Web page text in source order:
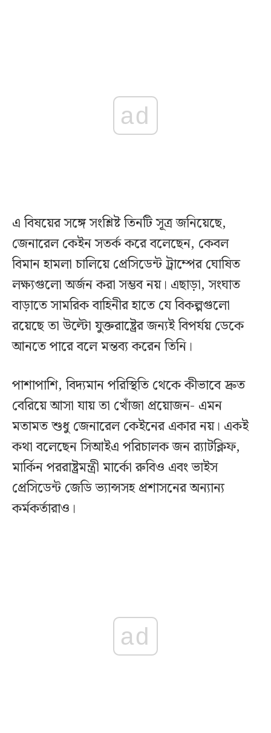
ad
এ বিষয়ের সঙ্গে সংশ্লিষ্ট তিনটি সূত্র জনিয়েছে,
জেনারেল কেইন সতর্ক করে বলেছেন, কেবল
বিমান হামলা চালিয়ে প্রেসিডেন্ট ট্রাম্পের ঘোষিত
লক্ষ্যগুলো অর্জন করা সম্ভব নয়। এছাড়া, সংঘাত
বাড়াতে সামরিক বাহিনীর হাতে যে বিকল্পগুলো
রয়েছে তা উল্টো যুক্তরাষ্ট্রের জন্যই বিপর্যয় ডেকে
আনতে পারে বলে মন্তব্য করেন তিনি।
পাশাপাশি, বিদ্যমান পরিস্থিতি থেকে কীভাবে দ্রুত
বেরিয়ে আসা যায় তা খোঁজা প্রয়োজন- এমন
মতামত শুধু জেনারেল কেইনের একার নয়। একই
কথা বলেছেন সিআইএ পরিচালক জন র‍্যাটক্লিফ,
মার্কিন পররাষ্ট্রমন্ত্রী মার্কো রুবিও এবং ভাইস
প্রেসিডেন্ট জেডি ভ্যান্সসহ প্রশাসনের অন্যান্য
কর্মকর্তারাও।
ad